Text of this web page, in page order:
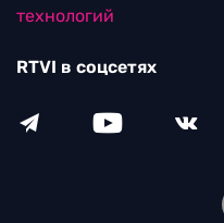
технологий
RTVI в соцсетях